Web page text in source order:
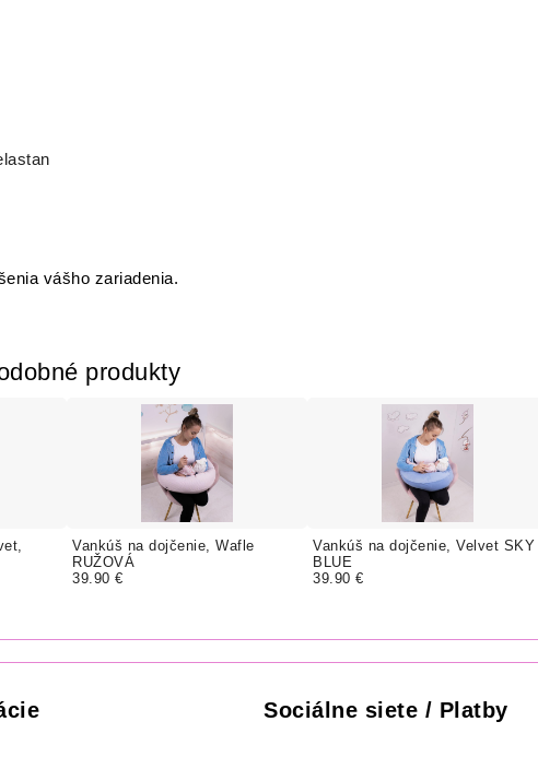
vášho zariadenia.
produkty
Vankúš na dojčenie, Wafle
RUŽOVÁ
39.90 €
Vankúš na dojčenie, Velvet SKY
BLUE
39.90 €
Sociálne siete / Platby